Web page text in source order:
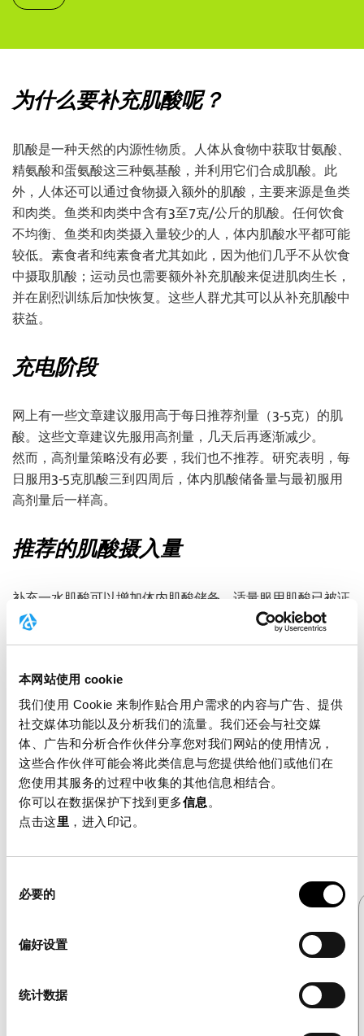
本网站使用 cookie
我们使用 Cookie 来制作贴合用户需求的内容与广告、提供
社交媒体功能以及分析我们的流量。我们还会与社交媒
体、广告和分析合作伙伴分享您对我们网站的使用情况，
这些合作伙伴可能会将此类信息与您提供给他们或他们在
您使用其服务的过程中收集的其他信息相结合。
你可以在数据保护下找到更多信息 。
点击这里 ，进入印记。
必要的
偏好设置
统计数据
为什么要补充肌酸呢？
肌酸是一种天然的内源性物质。人体从食物中获取甘氨酸、
精氨酸和蛋氨酸这三种氨基酸，并利用它们合成肌酸。此
外，人体还可以通过食物摄入额外的肌酸，主要来源是鱼类
和肉类。鱼类和肉类中含有3至7克/公斤的肌酸。任何饮食
不均衡、鱼类和肉类摄入量较少的人，体内肌酸水平都可能
较低。素食者和纯素食者尤其如此，因为他们几乎不从饮食
中摄取肌酸；运动员也需要额外补充肌酸来促进肌肉生长，
并在剧烈训练后加快恢复。这些人群尤其可以从补充肌酸中
获益。
充电阶段
网上有一些文章建议服用高于每日推荐剂量（3-5克）的肌
酸。这些文章建议先服用高剂量，几天后再逐渐减少。
然而，高剂量策略没有必要，我们也不推荐。研究表明，每
日服用3-5克肌酸三到四周后，体内肌酸储备量与最初服用
高剂量后一样高。
推荐的肌酸摄入量
补充一水肌酸可以增加体内肌酸储备。适量服用肌酸已被证
实具有积极作用。我们建议每日摄入3至5克肌酸。欧洲食品
好选择粉末、咀嚼片、胶囊等服用方式。与任何膳食补充剂
一样，肌酸的纯度尤为重要。因此，请务必选择来源可靠、
成分明确的肌酸产品。